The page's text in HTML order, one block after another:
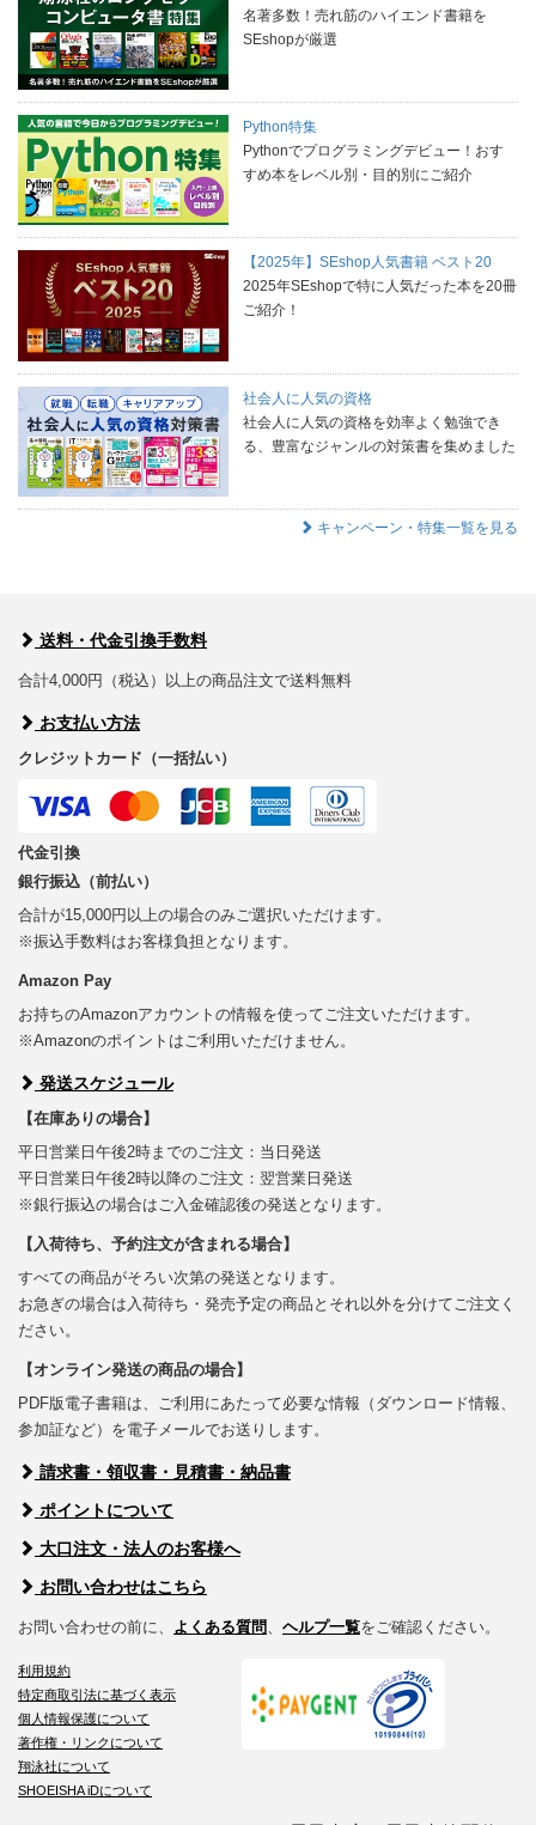
名著多数！売れ筋のハイエンド書籍を
SEshopが厳選
Python特集
Pythonでプログラミングデビュー！おす
すめ本をレベル別・目的別にご紹介
【2025年】SEshop人気書籍 ベスト20
2025年SEshopで特に人気だった本を20冊
ご紹介！
社会人に人気の資格
社会人に人気の資格を効率よく勉強でき
る、豊富なジャンルの対策書を集めました
キャンペーン・特集一覧を見る
送料・代金引換手数料
合計4,000円（税込）以上の商品注文で送料無料
お支払い方法
クレジットカード（一括払い）
代金引換
銀行振込（前払い）
合計が15,000円以上の場合のみご選択いただけます。
※振込手数料はお客様負担となります。
Amazon Pay
お持ちのAmazonアカウントの情報を使ってご注文いただけます。
※Amazonのポイントはご利用いただけません。
発送スケジュール
【在庫ありの場合】
平日営業日午後2時までのご注文：当日発送
平日営業日午後2時以降のご注文：翌営業日発送
※銀行振込の場合はご入金確認後の発送となります。
【入荷待ち、予約注文が含まれる場合】
すべての商品がそろい次第の発送となります。
お急ぎの場合は入荷待ち・発売予定の商品とそれ以外を分けてご注文く
ださい。
【オンライン発送の商品の場合】
PDF版電子書籍は、ご利用にあたって必要な情報（ダウンロード情報、
参加証など）を電子メールでお送りします。
請求書・領収書・見積書・納品書
ポイントについて
大口注文・法人のお客様へ
お問い合わせはこちら
お問い合わせの前に、 よくある質問 ヘルプ一覧をご確認ください。
利用規約
特定商取引法に基づく表示
個人情報保護について
著作権・リンクについて
翔泳社について
SHOEISHA iDについて